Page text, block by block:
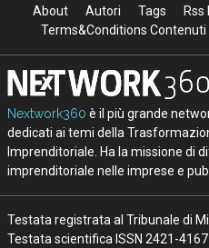
About Autori Tags Rss
Terms&Conditions Contenuti
Nextwork360 è il più grande
dedicati ai temi della
Imprenditoriale. Ha la missione di
imprenditoriale nelle imprese e
Testata registrata al Tribunale di
Testata scientifica ISSN 2421-4167